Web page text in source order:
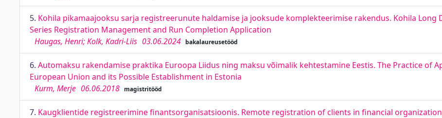
5. Kohila pikamaajooksu sarja registreerunute haldamise ja jooksude komplekteerimise rakendus. Kohila Long
Series Registration Management and Run Completion Application
Haugas, Henri; Kolk, Kadri-Liis 03.06.2024 bakalaureusetööd
6. Automaksu rakendamise praktika Euroopa Liidus ning maksu võimalik kehtestamine Eestis. The Practice of
European Union and its Possible Establishment in Estonia
Kurm, Merje 06.06.2018 magistritööd
7. Kaugklientide registreerimine finantsorganisatsioonis. Remote registration of clients in financial organization